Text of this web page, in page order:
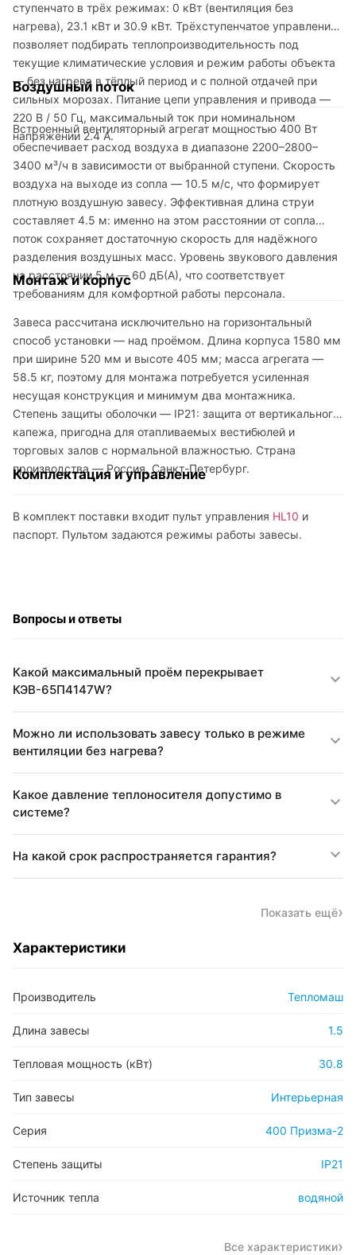
ступенчато в трёх режимах: 0 кВт (вентиляция без
нагрева), 23.1 кВт и 30.9 кВт. Трёхступенчатое управление
позволяет подбирать теплопроизводительность под
текущие климатические условия и режим работы объекта
— без нагрева в тёплый период и с полной отдачей при
сильных морозах. Питание цепи управления и привода —
220 В / 50 Гц, максимальный ток при номинальном
напряжении 2.4 А.
Воздушный поток
Встроенный вентиляторный агрегат мощностью 400 Вт
обеспечивает расход воздуха в диапазоне 2200–2800–
3400 м³/ч в зависимости от выбранной ступени. Скорость
воздуха на выходе из сопла — 10.5 м/с, что формирует
плотную воздушную завесу. Эффективная длина струи
составляет 4.5 м: именно на этом расстоянии от сопла
поток сохраняет достаточную скорость для надёжного
разделения воздушных масс. Уровень звукового давления
на расстоянии 5 м — 60 дБ(А), что соответствует
требованиям для комфортной работы персонала.
Монтаж и корпус
Завеса рассчитана исключительно на горизонтальный
способ установки — над проёмом. Длина корпуса 1580 мм
при ширине 520 мм и высоте 405 мм; масса агрегата —
58.5 кг, поэтому для монтажа потребуется усиленная
несущая конструкция и минимум два монтажника.
Степень защиты оболочки — IP21: защита от вертикального
капежа, пригодна для отапливаемых вестибюлей и
торговых залов с нормальной влажностью. Страна
производства — Россия, Санкт-Петербург.
Комплектация и управление
В комплект поставки входит пульт управления HL10 и
паспорт. Пультом задаются режимы работы завесы.
Вопросы и ответы
Какой максимальный проём перекрывает
КЭВ-65П4147W?
Можно ли использовать завесу только в режиме
вентиляции без нагрева?
Какое давление теплоносителя допустимо в
системе?
На какой срок распространяется гарантия?
Показать ещё
Характеристики
Производитель Тепломаш
Длина завесы 1.5
Тепловая мощность (кВт) 30.8
Тип завесы Интерьерная
Серия 400 Призма-2
Степень защиты IP21
Источник тепла водяной
Все характеристики